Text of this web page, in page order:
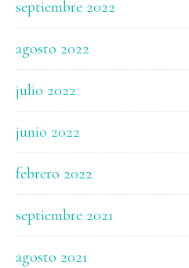
septiembre 2022
agosto 2022
julio 2022
junio 2022
febrero 2022
septiembre 2021
agosto 2021